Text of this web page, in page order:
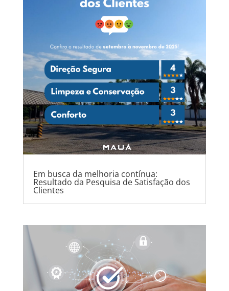
Em busca da melhoria contínua:
Resultado da Pesquisa de Satisfação dos
Clientes